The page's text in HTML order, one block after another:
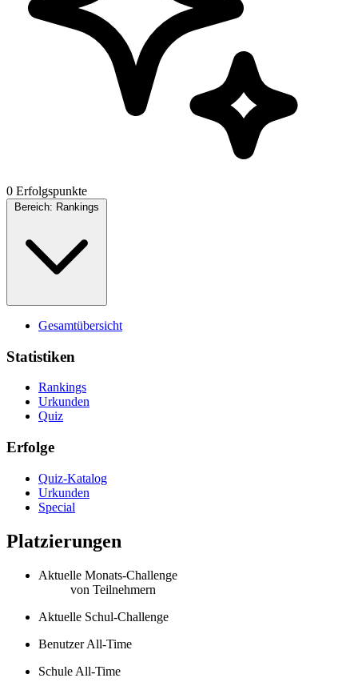
0 Erfolgspunkte
Bereich: Rankings
Gesamtübersicht
Statistiken
Rankings
Urkunden
Quiz
Erfolge
Quiz-Katalog
Urkunden
Special
Platzierungen
Aktuelle Monats-Challenge
von Teilnehmern
Aktuelle Schul-Challenge
Benutzer All-Time
Schule All-Time